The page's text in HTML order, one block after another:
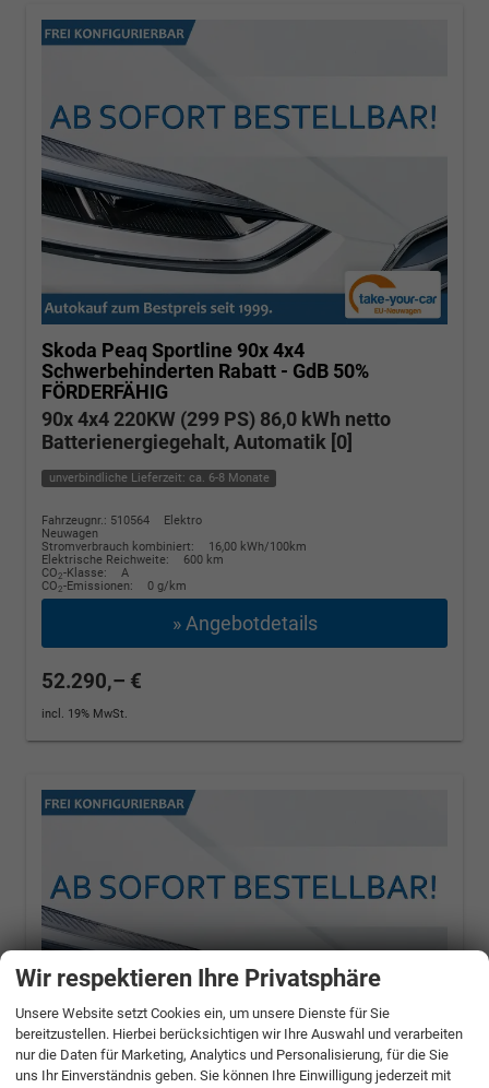
Skoda Peaq Sportline 90x 4x4
Schwerbehinderten Rabatt - GdB 50%
FÖRDERFÄHIG
90x 4x4 220KW (299 PS) 86,0 kWh netto
Batterienergiegehalt, Automatik [0]
unverbindliche Lieferzeit: ca. 6-8 Monate
Fahrzeugnr.: 510564
Elektro
Neuwagen
Stromverbrauch kombiniert:
16,00 kWh/100km
Elektrische Reichweite:
600 km
CO2-Klasse:
A
CO2-Emissionen: 0 g/km
» Angebotdetails
52.290,– €
incl. 19% MwSt.
Wir respektieren Ihre Privatsphäre
Unsere Website setzt Cookies ein, um unsere Dienste für Sie
bereitzustellen. Hierbei berücksichtigen wir Ihre Auswahl und verarbeiten
nur die Daten für Marketing, Analytics und Personalisierung, für die Sie
uns Ihr Einverständnis geben. Sie können Ihre Einwilligung jederzeit mit